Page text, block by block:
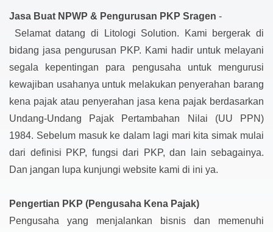
Jasa Buat NPWP & Pengurusan PKP Sragen -
Selamat datang di Litologi Solution. Kami bergerak di
bidang jasa pengurusan PKP. Kami hadir untuk melayani
segala kepentingan para pengusaha untuk mengurusi
kewajiban usahanya untuk melakukan penyerahan barang
kena pajak atau penyerahan jasa kena pajak berdasarkan
Undang-Undang Pajak Pertambahan Nilai (UU PPN)
1984. Sebelum masuk ke dalam lagi mari kita simak mulai
dari definisi PKP, fungsi dari PKP, dan lain sebagainya.
Dan jangan lupa kunjungi website kami di ini ya.
Pengertian PKP (Pengusaha Kena Pajak)
Pengusaha yang menjalankan bisnis dan memenuhi